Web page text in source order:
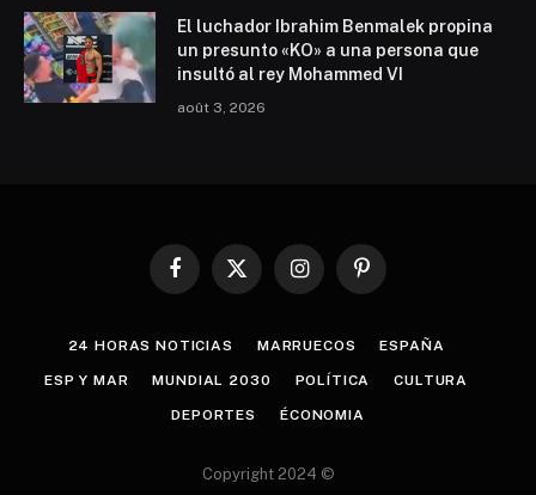
El luchador Ibrahim Benmalek propina
un presunto «KO» a una persona que
insultó al rey Mohammed VI
août 3, 2026
Facebook
X
InstagramPinterest
24 HORAS NOTICIAS MARRUECOS ESPAÑA
ESP Y MAR MUNDIAL 2030 POLÍTICA CULTURA
DEPORTES ÉCONOMIA
Copyright 2024 ©